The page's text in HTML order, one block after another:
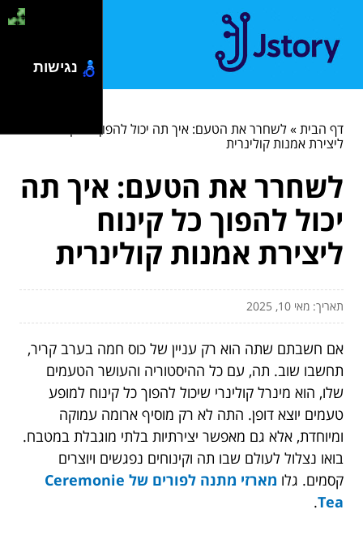
דף הבית»לשחרר את הטעם: איך תה יכול להפוך כל קינוח
ליצירת אמנות קולינרית
לשחרר את הטעם: איך תה
יכול להפוך כל קינוח
ליצירת אמנות קולינרית
תאריך: מאי 10, 2025
אם חשבתם שתה הוא רק עניין של כוס חמה בערב קריר,
תחשבו שוב. תה, עם כל ההיסטוריה והעושר הטעמים
שלו, הוא מינרל קולינרי שיכול להפוך כל קינוח למופע
טעמים יוצא דופן. התה לא רק מוסיף ארומה עמוקה
ומיוחדת, אלא גם מאפשר יצירתיות בלתי מוגבלת במטבח.
בואו נצלול לעולם שבו תה וקינוחים נפגשים ויוצרים
קסמים. גלו
מארזי מתנה לפורים של Ceremonie
Tea
.
נגישות